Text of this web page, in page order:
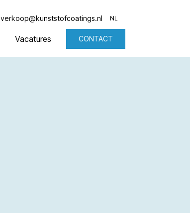
verkoop@kunststofcoatings.nl NL
Vacatures CONTACT